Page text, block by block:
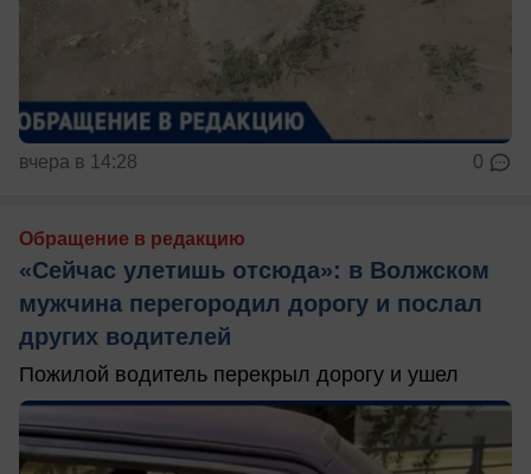
вчера в 14:28 0
Обращение в редакцию
«Сейчас улетишь отсюда»: в Волжском
мужчина перегородил дорогу и послал
других водителей
Пожилой водитель перекрыл дорогу и ушел